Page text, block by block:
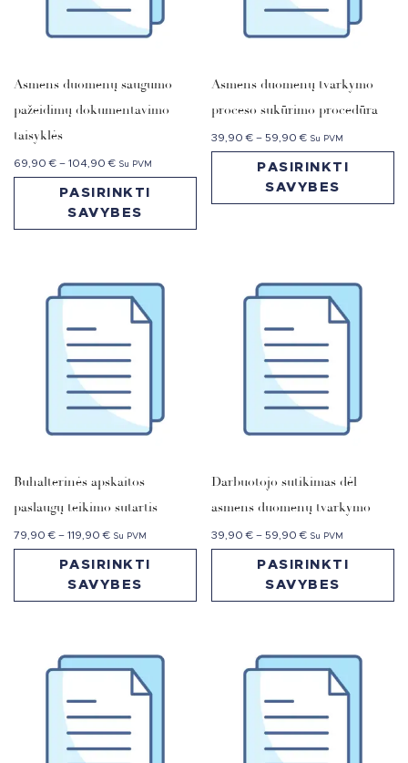
Asmens duomenų saugumo
pažeidimų dokumentavimo
taisyklės
69,90€ – 104,90€ Su PVM
PASIRINKTI
SAVYBES
Asmens duomenų tvarkymo
proceso sukūrimo procedūra
39,90€ – 59,90€ Su PVM
PASIRINKTI
SAVYBES
Buhalterinės apskaitos
paslaugų teikimo sutartis
79,90€ – 119,90€ Su PVM
PASIRINKTI
SAVYBES
Darbuotojo sutikimas dėl
asmens duomenų tvarkymo
39,90€ – 59,90€ Su PVM
PASIRINKTI
SAVYBES